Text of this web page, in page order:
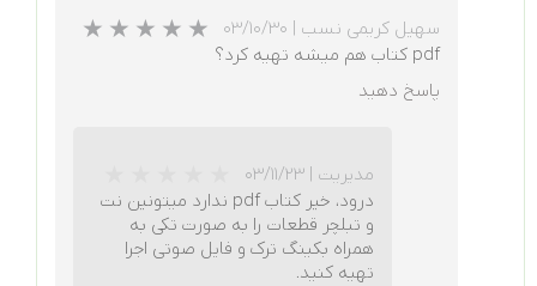
سهیل کریمی نسب | ۰۳/۱۰/۳۰
pdf کتاب هم میشه تهیه کرد؟
پاسخ دهید
مدیریت | ۰۳/۱۱/۲۳
درود، خیر کتاب pdf ندارد میتونین نت
و تبلچر قطعات را به صورت تکی به
همراه بکینگ ترک و فایل صوتی اجرا
تهیه کنید.